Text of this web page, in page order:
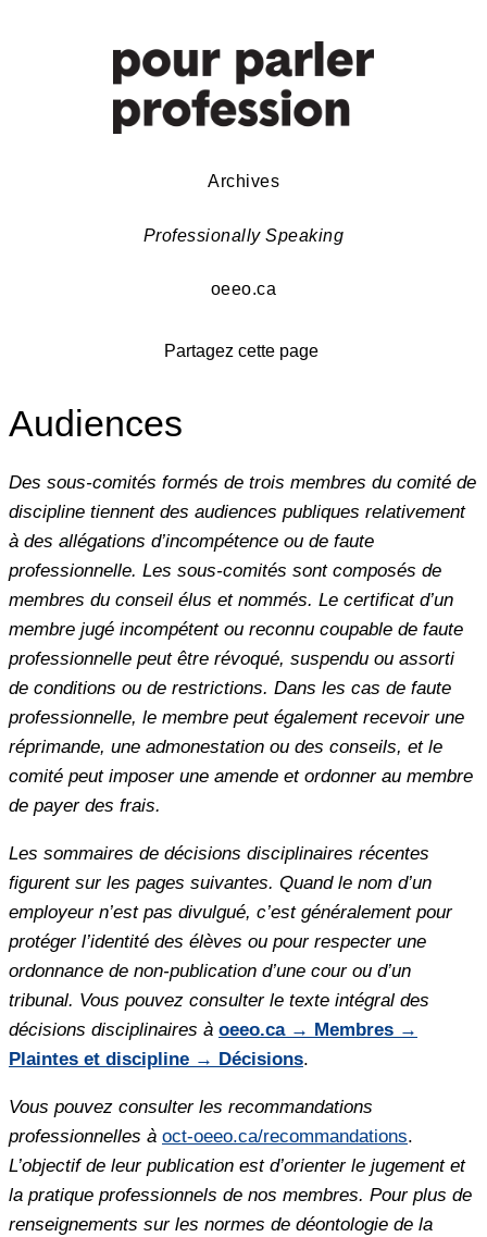
Archives
Professionally Speaking
oeeo.ca
Partagez cette page
Audiences
Des sous-comités formés de trois membres du comité de
discipline tiennent des audiences publiques relativement
à des allégations d’incompétence ou de faute
professionnelle. Les sous-comités sont composés de
membres du conseil élus et nommés. Le certificat d’un
membre jugé incompétent ou reconnu coupable de faute
professionnelle peut être révoqué, suspendu ou assorti
de conditions ou de restrictions. Dans les cas de faute
professionnelle, le membre peut également recevoir une
réprimande, une admonestation ou des conseils, et le
comité peut imposer une amende et ordonner au membre
de payer des frais.
Les sommaires de décisions disciplinaires récentes
figurent sur les pages suivantes. Quand le nom d’un
employeur n’est pas divulgué, c’est généralement pour
protéger l’identité des élèves ou pour respecter une
ordonnance de non-publication d’une cour ou d’un
tribunal. Vous pouvez consulter le texte intégral des
décisions disciplinaires à oeeo.ca → Membres →
Plaintes et discipline → Décisions.
Vous pouvez consulter les recommandations
professionnelles à oct-oeeo.ca/recommandations.
L’objectif de leur publication est d’orienter le jugement et
la pratique professionnels de nos membres. Pour plus de
renseignements sur les normes de déontologie de la